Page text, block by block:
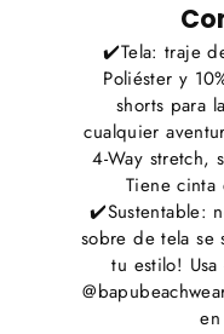
✔️Tela: traje
Poliéster y
shorts para
cualquier
4-Way stretch,
Tiene cinta
✔️Sustentable:
sobre de tela se
tu estilo!